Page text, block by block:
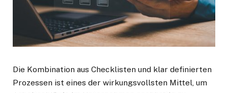
Die Kombination aus Checklisten und klar definierten
Prozessen ist eines der wirkungsvollsten Mittel, um